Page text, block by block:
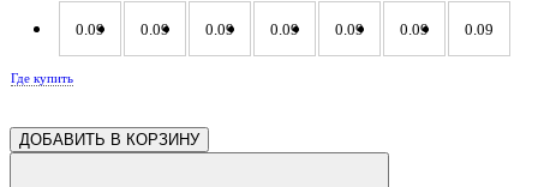
0.09 0.09 0.09 0.09 0.09 0.09 0.09
0.09 0.09 0.09 0.09 0.09
Где купить
ДОБАВИТЬ В КОРЗИНУ